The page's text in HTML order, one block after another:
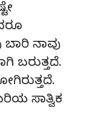
ನಾವು
ಬರುತ್ತದೆ.
ಸಾತ್ವಿಕ